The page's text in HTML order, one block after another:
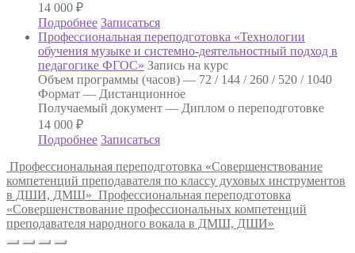
14 000 ₽
Подробнее Записаться
Профессиональная переподготовка «Технологии
обучения музыке и системно-деятельностный подход в
педагогике ФГОС» Запись на курс
Объем программы (часов) — 72 / 144 / 260 / 520 / 1040
Формат — Дистанционное
Получаемый документ — Диплом о переподготовке
14 000 ₽
Подробнее Записаться
Профессиональная переподготовка «Совершенствование
компетенций преподавателя по классу духовых инструментов
в ДШИ, ДМШ» Профессиональная переподготовка
«Совершенствование профессиональных компетенций
преподавателя народного вокала в ДМШ, ДШИ»